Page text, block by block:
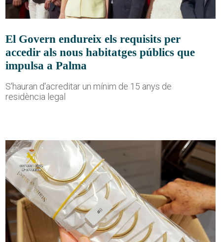
El Govern endureix els requisits per
accedir als nous habitatges públics que
impulsa a Palma
S'hauran d'acreditar un mínim de 15 anys de
residència legal